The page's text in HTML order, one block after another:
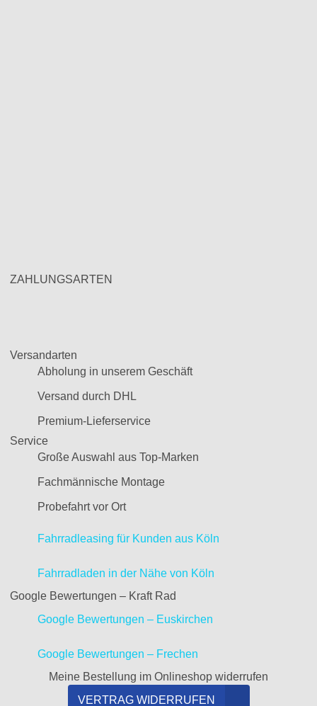
ZAHLUNGSARTEN
Versandarten
Abholung in unserem Geschäft
Versand durch DHL
Premium-Lieferservice
Service
Große Auswahl aus Top-Marken
Fachmännische Montage
Probefahrt vor Ort
Fahrradleasing für Kunden aus Köln
Fahrradladen in der Nähe von Köln
Google Bewertungen – Kraft Rad
Google Bewertungen – Euskirchen
Google Bewertungen – Frechen
Meine Bestellung im Onlineshop widerrufen
VERTRAG WIDERRUFEN